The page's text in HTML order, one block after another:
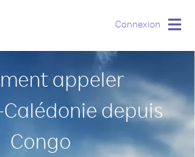
Connexion
appeler
depuis
Congo